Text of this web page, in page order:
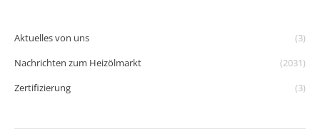
Aktuelles von uns
(3)
Nachrichten zum Heizölmarkt
(2031)
Zertifizierung
(3)